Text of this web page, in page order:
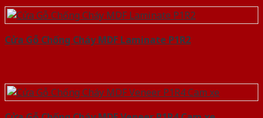
Cửa Gỗ Chống Cháy MDF Laminate P1R2